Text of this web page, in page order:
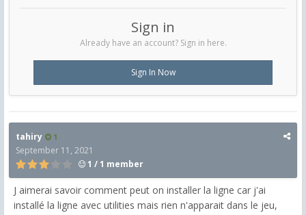
Sign in
Already have an account? Sign in here.
Sign In Now
tahiry 1
September 11, 2021
1 / 1 member
J aimerai savoir comment peut on installer la ligne car j'ai
installé la ligne avec utilities mais rien n'apparait dans le jeu,